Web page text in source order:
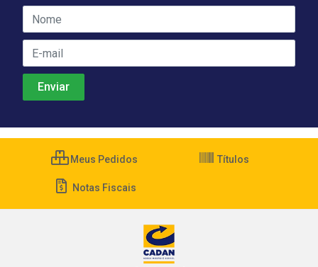
Meus Pedidos Títulos
Notas Fiscais